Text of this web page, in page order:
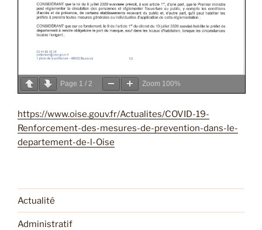
Page 1 / 2 Zoom 100%
https://www.oise.gouv.fr/Actualites/COVID-19-
Renforcement-des-mesures-de-prevention-dans-le-
departement-de-l-Oise
Actualité
Administratif